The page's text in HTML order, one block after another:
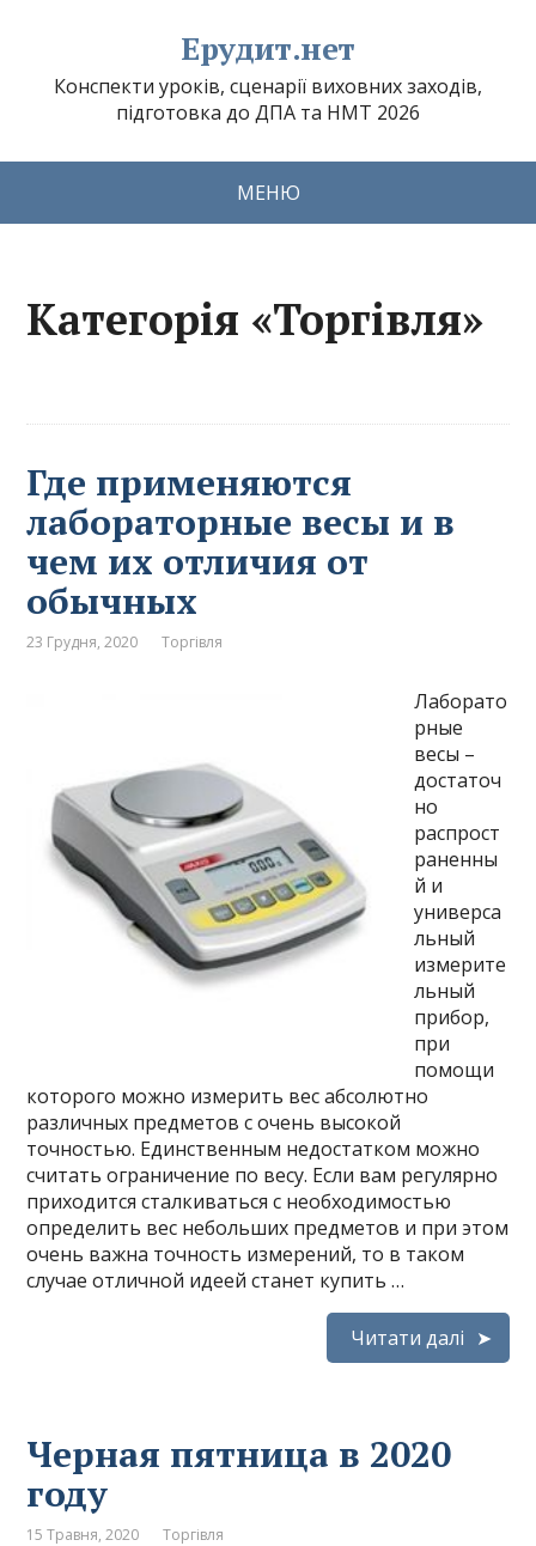
Ерудит.нет
Конспекти уроків, сценарії виховних заходів,
підготовка до ДПА та НМТ 2026
МЕНЮ
Категорія «Торгівля»
Где применяются
лабораторные весы и в
чем их отличия от
обычных
23 Грудня, 2020 Торгівля
Лаборато
рные
весы –
достаточ
но
распрост
раненны
й и
универса
льный
измерите
льный
прибор,
при
помощи
которого можно измерить вес абсолютно
различных предметов с очень высокой
точностью. Единственным недостатком можно
считать ограничение по весу. Если вам регулярно
приходится сталкиваться с необходимостью
определить вес небольших предметов и при этом
очень важна точность измерений, то в таком
случае отличной идеей станет купить …
Читати далі
Черная пятница в 2020
году
15 Травня, 2020 Торгівля